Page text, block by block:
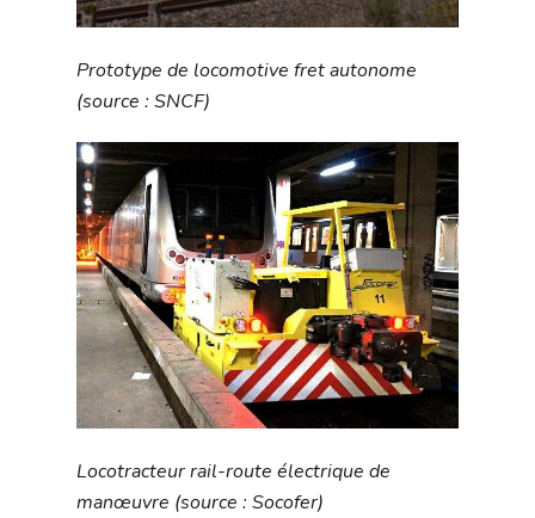
Prototype de locomotive fret autonome
(source : SNCF)
Locotracteur rail-route électrique de
manœuvre (source : Socofer)